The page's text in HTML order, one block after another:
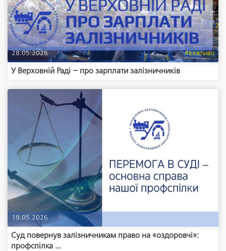
28.05.2026 #важливо
У Верховній Раді – про зарплати залізничників
19.05.2026
Суд повернув залізничникам право на «оздоровчі»:
профспілка ...